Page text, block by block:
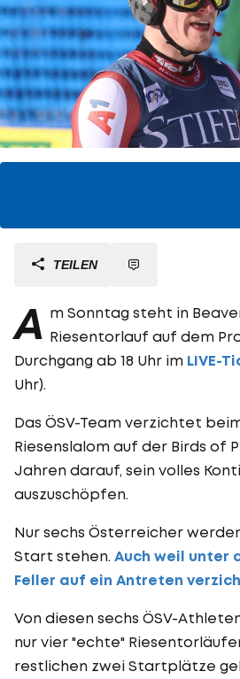
TEILEN
A m Sonntag steht in
Riesentorlauf auf dem
Durchgang ab 18 Uhr im LIVE-
Uhr).
Das ÖSV-Team verzichtet
Riesenslalom auf der Birds of
Jahren darauf, sein volles
auszuschöpfen.
Nur sechs Österreicher
Start stehen. Auch weil unter
Feller auf ein Antreten
Von diesen sechs ÖSV-
nur vier "echte"
restlichen zwei Startplätze